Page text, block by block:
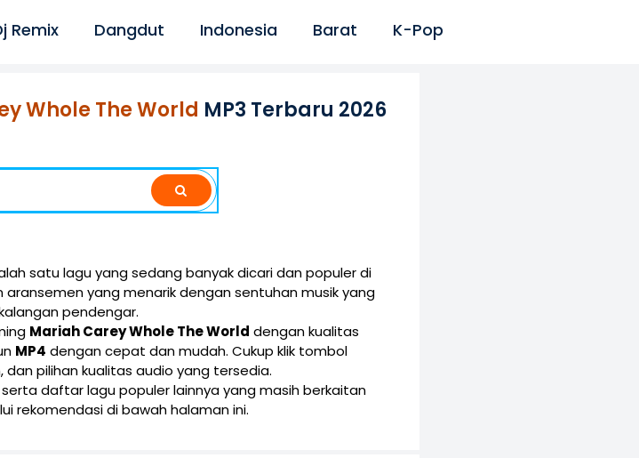
Remix Dangdut Indonesia Barat K-Pop
Whole The World MP3 Terbaru 2026
satu lagu yang sedang banyak dicari dan populer di
yang menarik dengan sentuhan musik yang
pendengar.
Mariah Carey Whole The World dengan kualitas
MP4 dengan cepat dan mudah. Cukup klik tombol
pilihan kualitas audio yang tersedia.
daftar lagu populer lainnya yang masih berkaitan
rekomendasi di bawah halaman ini.